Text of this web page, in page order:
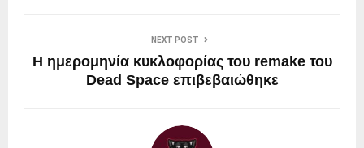
NEXT POST
Η ημερομηνία κυκλοφορίας του remake του
Dead Space επιβεβαιώθηκε